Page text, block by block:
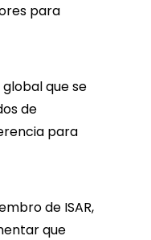
para
que se
de
para
de ISAR,
que